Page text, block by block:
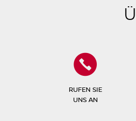
RUFEN SIE
UNS AN